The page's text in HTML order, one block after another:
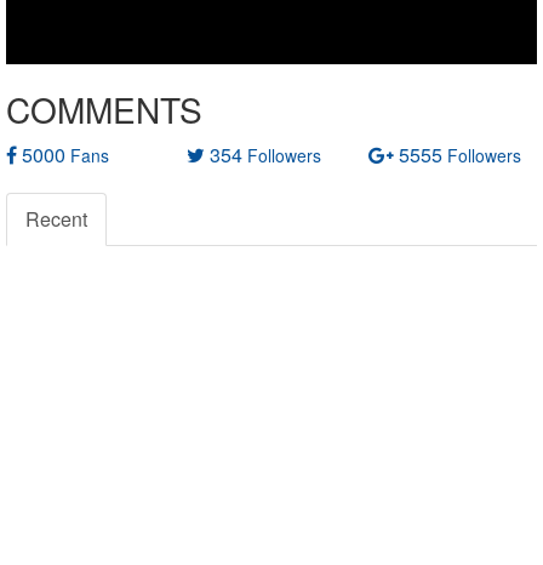
COMMENTS
5000 Fans 354 Followers 5555 Followers
Recent